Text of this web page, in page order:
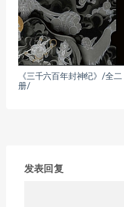
《三千六百年封神纪》/全二
册/
发表回复